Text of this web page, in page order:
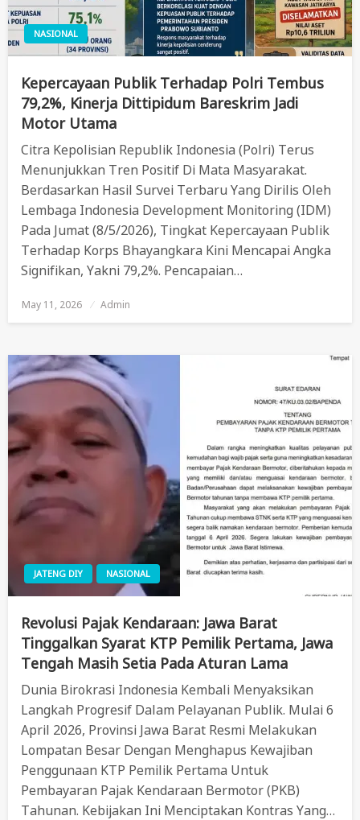
NASIONAL
Kepercayaan Publik Terhadap Polri Tembus
79,2%, Kinerja Dittipidum Bareskrim Jadi
Motor Utama
Citra Kepolisian Republik Indonesia (Polri) Terus
Menunjukkan Tren Positif Di Mata Masyarakat.
Berdasarkan Hasil Survei Terbaru Yang Dirilis Oleh
Lembaga Indonesia Development Monitoring (IDM)
Pada Jumat (8/5/2026), Tingkat Kepercayaan Publik
Terhadap Korps Bhayangkara Kini Mencapai Angka
Signifikan, Yakni 79,2%. Pencapaian…
Posted
On
May 11, 2026 Admin
JATENG DIY NASIONAL
Revolusi Pajak Kendaraan: Jawa Barat
Tinggalkan Syarat KTP Pemilik Pertama, Jawa
Tengah Masih Setia Pada Aturan Lama
Dunia Birokrasi Indonesia Kembali Menyaksikan
Langkah Progresif Dalam Pelayanan Publik. Mulai 6
April 2026, Provinsi Jawa Barat Resmi Melakukan
Lompatan Besar Dengan Menghapus Kewajiban
Penggunaan KTP Pemilik Pertama Untuk
Pembayaran Pajak Kendaraan Bermotor (PKB)
Tahunan. Kebijakan Ini Menciptakan Kontras Yang…